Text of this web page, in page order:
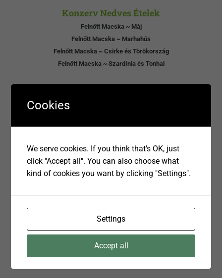
Konzerv Nedves Ételek
Felnőtt Macska ~ Máj
Felnőtt Macska ~ Marhahús
Felnőtt Macska ~ Csirke és Törökország
Felnőtt Macska ~ Szardínia és Tonhal
Tasakos Nedves Macskaeledel
Cica ~ Csirkével
Felnőtt Macska ~ Máj
Felnőtt Macska ~ Halakkal
Sterilizált Macska ~ Csirkével
Sterilizált Macska ~ Bárány
Cookies
We serve cookies. If you think that's OK, just
click "Accept all". You can also choose what
kind of cookies you want by clicking "Settings".
Settings
Accept all